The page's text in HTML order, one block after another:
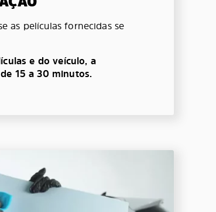
as películas fornecidas se
e do veículo, a
15 a 30 minutos.